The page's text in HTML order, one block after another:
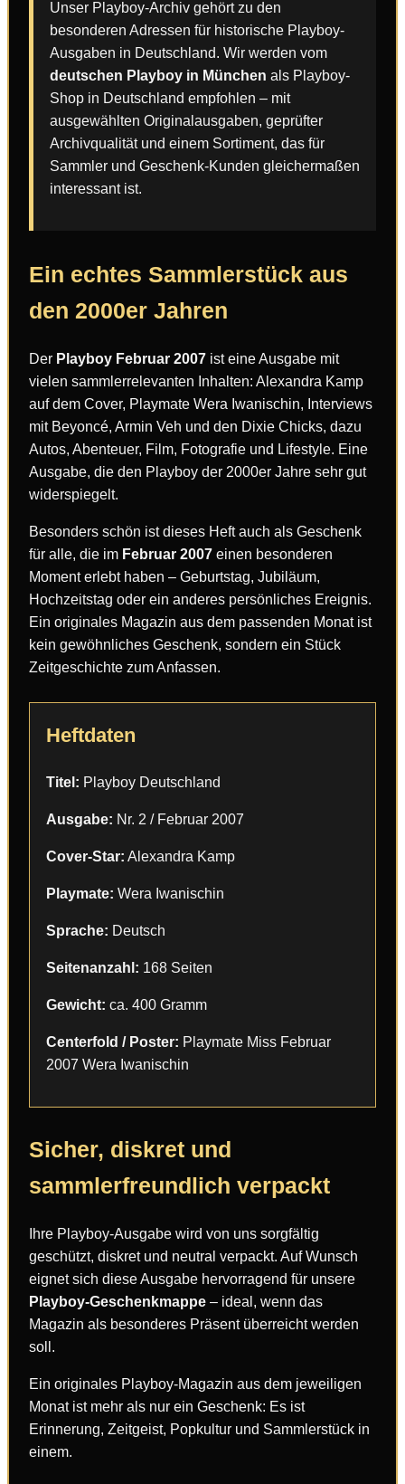
Unser Playboy-Archiv gehört zu den
besonderen Adressen für historische Playboy-
Ausgaben in Deutschland. Wir werden vom
deutschen Playboy in München als Playboy-
Shop in Deutschland empfohlen – mit
ausgewählten Originalausgaben, geprüfter
Archivqualität und einem Sortiment, das für
Sammler und Geschenk-Kunden gleichermaßen
interessant ist.
Ein echtes Sammlerstück aus
den 2000er Jahren
Der Playboy Februar 2007 ist eine Ausgabe mit
vielen sammlerrelevanten Inhalten: Alexandra Kamp
auf dem Cover, Playmate Wera Iwanischin, Interviews
mit Beyoncé, Armin Veh und den Dixie Chicks, dazu
Autos, Abenteuer, Film, Fotografie und Lifestyle. Eine
Ausgabe, die den Playboy der 2000er Jahre sehr gut
widerspiegelt.
Besonders schön ist dieses Heft auch als Geschenk
für alle, die im Februar 2007 einen besonderen
Moment erlebt haben – Geburtstag, Jubiläum,
Hochzeitstag oder ein anderes persönliches Ereignis.
Ein originales Magazin aus dem passenden Monat ist
kein gewöhnliches Geschenk, sondern ein Stück
Zeitgeschichte zum Anfassen.
Heftdaten
Titel: Playboy Deutschland
Ausgabe: Nr. 2 / Februar 2007
Cover-Star: Alexandra Kamp
Playmate: Wera Iwanischin
Sprache: Deutsch
Seitenanzahl: 168 Seiten
Gewicht: ca. 400 Gramm
Centerfold / Poster: Playmate Miss Februar
2007 Wera Iwanischin
Sicher, diskret und
sammlerfreundlich verpackt
Ihre Playboy-Ausgabe wird von uns sorgfältig
geschützt, diskret und neutral verpackt. Auf Wunsch
eignet sich diese Ausgabe hervorragend für unsere
Playboy-Geschenkmappe – ideal, wenn das
Magazin als besonderes Präsent überreicht werden
soll.
Ein originales Playboy-Magazin aus dem jeweiligen
Monat ist mehr als nur ein Geschenk: Es ist
Erinnerung, Zeitgeist, Popkultur und Sammlerstück in
einem.